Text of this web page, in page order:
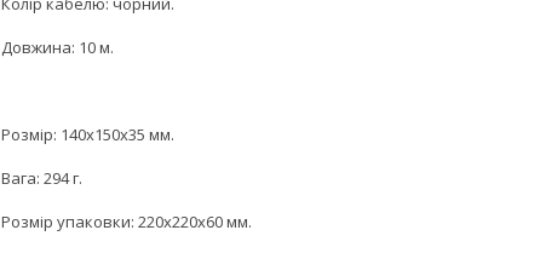
Довжина: 10 м.
Розмір: 140x150x35 мм.
Вага: 294 г.
Розмір упаковки: 220x220x60 мм.